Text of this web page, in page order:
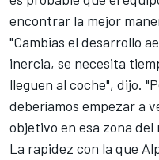
encontrar la mejor
"Cambias el desarrollo
inercia, se necesita
lleguen al coche", dijo.
deberíamos empezar a
objetivo en esa zona del
La rapidez con la que